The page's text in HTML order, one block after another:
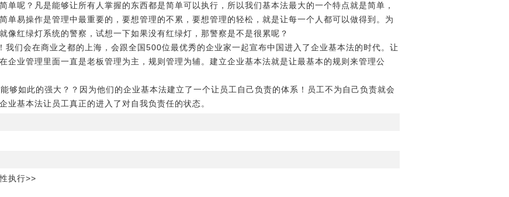
单呢？凡是能够让所有人掌握的东西都是简单可以执行，所以我们基本法最大的一个特点就是简单，
单易操作是管理中最重要的，要想管理的不累，要想管理的轻松，就是让每一个人都可以做得到。为
像红绿灯系统的警察，试想一下如果没有红绿灯，那警察是不是很累呢？
们会在商业之都的上海，会跟全国500位最优秀的企业家一起宣布中国进入了企业基本法的时代。让
企业管理里面一直是老板管理为主，规则管理为辅。建立企业基本法就是让最基本的规则来管理公
如此的强大？？因为他们的企业基本法建立了一个让员工自己负责的体系！员工不为自己负责就会
业基本法让员工真正的进入了对自我负责任的状态。
执行>>